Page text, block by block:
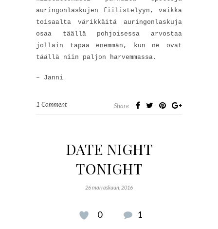
auringonlaskujen fiilistelyyn, vaikka
toisaalta värikkäitä auringonlaskuja
osaa täällä pohjoisessa arvostaa
jollain tapaa enemmän, kun ne ovat
täällä niin paljon harvemmassa.
– Janni
1 Comment Share
DATE NIGHT
TONIGHT
26 marraskuun, 2016
0 1